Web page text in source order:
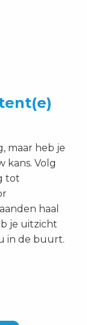
maar heb je
kans. Volg
tot
haal
je uitzicht
in de buurt.